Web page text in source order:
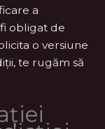
a
obligat de
o versiune
te rugăm să